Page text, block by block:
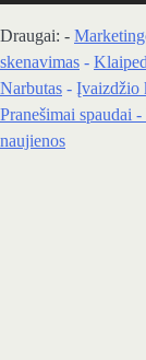
Draugai: -
skenavimas -
Narbutas - Įvaizdžio
Pranešimai spaudai -
naujienos